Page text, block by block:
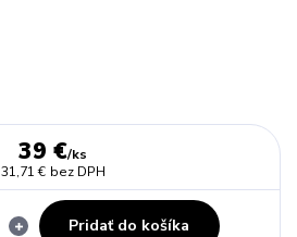
39 €/ks
31,71 € bez DPH
Pridať do košíka